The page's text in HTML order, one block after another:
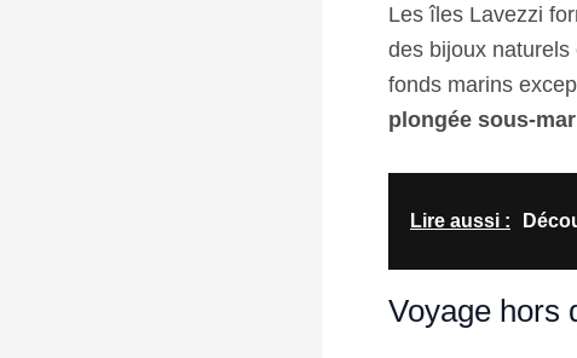
Les îles Lavezzi
des bijoux
fonds marins
plongée sous-
Lire aussi :
Voyage hors